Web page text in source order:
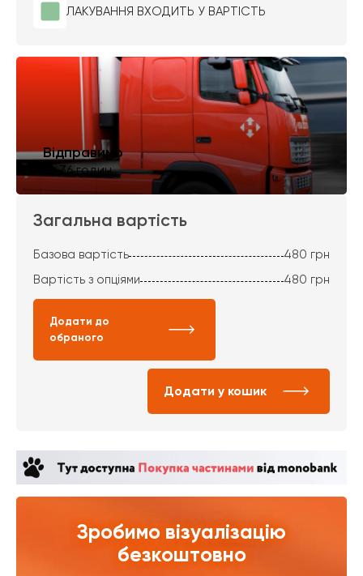
ЛАКУВАННЯ ВХОДИТЬ У ВАРТІСТЬ
Відправимо
за 36 годин
Загальна вартість
Базова вартість 480 грн
Вартість з опціями
480 грн
Додати до
обраного
Додати у кошик
Зробимо візуалізацію
безкоштовно